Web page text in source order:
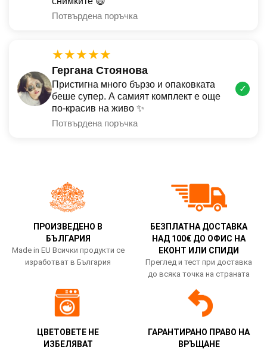
Потвърдена поръчка
★★★★★
Гергана Стоянова
Пристигна много бързо и опаковката
беше супер. А самият комплект е още
по-красив на живо ✨
Потвърдена поръчка
✓
ПРОИЗВЕДЕНО В
БЪЛГАРИЯ
Made in EU Всички продукти се
изработват в България
БЕЗПЛАТНА ДОСТАВКА
НАД 100€ ДО ОФИС НА
ЕКОНТ ИЛИ СПИДИ
Преглед и тест при доставка
до всяка точка на страната
ЦВЕТОВЕТЕ НЕ
ИЗБЕЛЯВАТ
ГАРАНТИРАНО ПРАВО НА
ВРЪЩАНЕ